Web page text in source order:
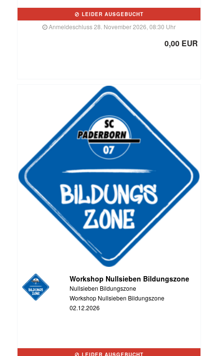
LEIDER AUSGEBUCHT
Anmeldeschluss 28. November 2026, 08:30 Uhr
0,00 EUR
Workshop Nullsieben Bildungszone
Nullsieben Bildungszone
Workshop Nullsieben Bildungszone
02.12.2026